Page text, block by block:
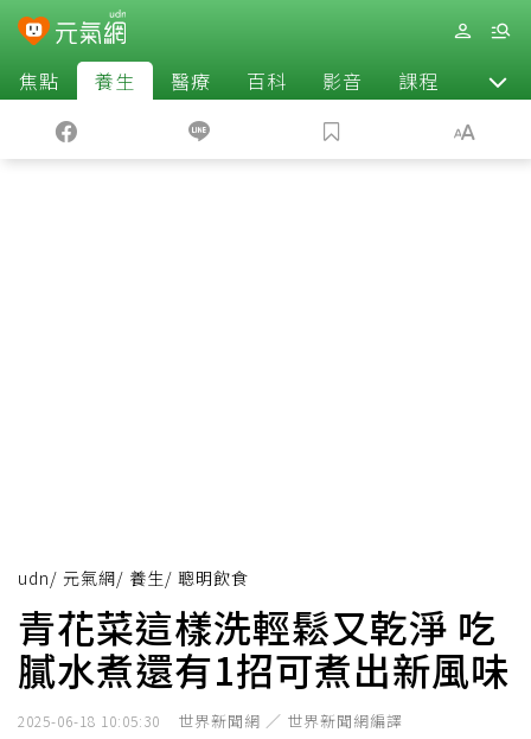
焦點 養生 醫療 百科 影音 課程 退休
udn/ 元氣網/ 養生/ 聰明飲食
青花菜這樣洗輕鬆又乾淨 吃
膩水煮還有1招可煮出新風味
2025-06-18 10:05:30 世界新聞網 ／ 世界新聞網編譯